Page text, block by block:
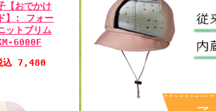
【おでかけ
】: フォー
ットブリム
6000F
込 7,480